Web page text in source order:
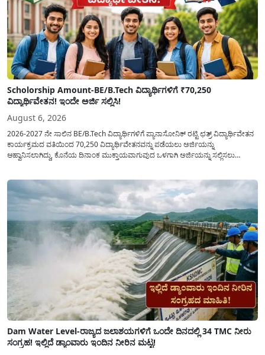
Scholorship Amount-BE/B.Tech ವಿದ್ಯಾರ್ಥಿಗಳಿಗೆ ₹70,250
ವಿದ್ಯಾರ್ಥಿವೇತನ! ಇಂದೇ ಅರ್ಜಿ ಸಲ್ಲಿಸಿ!
August 6, 2026
2026-2027 ನೇ ಸಾಲಿನ BE/B.Tech ವಿದ್ಯಾರ್ಥಿಗಳಿಗೆ ಪ್ಯಾನಾಸೋನಿಕ್ ರಟ್ಟಿ ಛತ್ರ್ ವಿದ್ಯಾರ್ಥಿವೇತನ
ಕಾರ್ಯಕ್ರಮದ ವತಿಯಿಂದ 70,250 ವಿದ್ಯಾರ್ಥಿವೇತನವನ್ನು ಪಡೆಯಲು ಅರ್ಜಿಯನ್ನು
ಆಹ್ವಾನಿಸಲಾಗಿದ್ದು, ಕೊನೆಯ ದಿನಾಂಕ ಮುಕ್ತಾಯವಾಗುವುದ ಒಳಗಾಗಿ ಅರ್ಜಿಯನ್ನು ಸಲ್ಲಿಸಲು
ಜಾರಿಗೆ...
Dam Water Level-ರಾಜ್ಯದ ಜಲಾಶಯಗಳಿಗೆ ಒಂದೇ ದಿನದಲ್ಲಿ 34 TMC ನೀರು
ಸಂಗ್ರಹ! ಇಲ್ಲಿದೆ ಡ್ಯಾಂವಾರು ಇಂದಿನ ನೀರಿನ ಮಟ್ಟ!